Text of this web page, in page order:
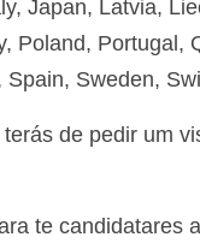
Japan, Latvia,
Poland, Portugal,
Sweden,
de pedir um
te candidatares